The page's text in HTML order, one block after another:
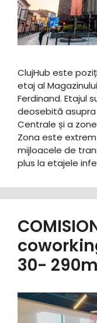
ClujHub este
etaj al
Ferdinand. Etajul
deosebită asupra
Centrale și a
Zona este
mijloacele de
plus la etajele
30-